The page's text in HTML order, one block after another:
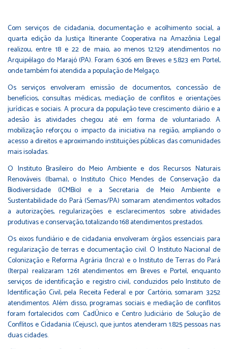
Com serviços de cidadania, documentação e acolhimento social, a
quarta edição da Justiça Itinerante Cooperativa na Amazônia Legal
realizou, entre 18 e 22 de maio, ao menos 12.129 atendimentos no
Arquipélago do Marajó (PA). Foram 6.306 em Breves e 5.823 em Portel,
onde também foi atendida a população de Melgaço.
Os serviços envolveram emissão de documentos, concessão de
benefícios, consultas médicas, mediação de conflitos e orientações
jurídicas e sociais. A procura da população teve crescimento diário e a
adesão às atividades chegou até em forma de voluntariado. A
mobilização reforçou o impacto da iniciativa na região, ampliando o
acesso a direitos e aproximando instituições públicas das comunidades
mais isoladas.
O Instituto Brasileiro do Meio Ambiente e dos Recursos Naturais
Renováveis (Ibama), o Instituto Chico Mendes de Conservação da
Biodiversidade (ICMBio) e a Secretaria de Meio Ambiente e
Sustentabilidade do Pará (Semas/PA) somaram atendimentos voltados
a autorizações, regularizações e esclarecimentos sobre atividades
produtivas e conservação, totalizando 168 atendimentos prestados.
Os eixos fundiário e de cidadania envolveram órgãos essenciais para
regularização de terras e documentação civil. O Instituto Nacional de
Colonização e Reforma Agrária (Incra) e o Instituto de Terras do Pará
(Iterpa) realizaram 1.261 atendimentos em Breves e Portel, enquanto
serviços de identificação e registro civil, conduzidos pelo Instituto de
Identificação Civil, pela Receita Federal e por Cartório, somaram 3.252
atendimentos. Além disso, programas sociais e mediação de conflitos
foram fortalecidos com CadÚnico e Centro Judiciário de Solução de
Conflitos e Cidadania (Cejusc), que juntos atenderam 1.825 pessoas nas
duas cidades.